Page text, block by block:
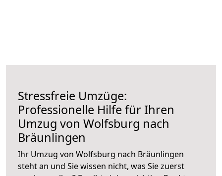
Stressfreie Umzüge:
Professionelle Hilfe für Ihren
Umzug von Wolfsburg nach
Bräunlingen
Ihr Umzug von Wolfsburg nach Bräunlingen
steht an und Sie wissen nicht, was Sie zuerst